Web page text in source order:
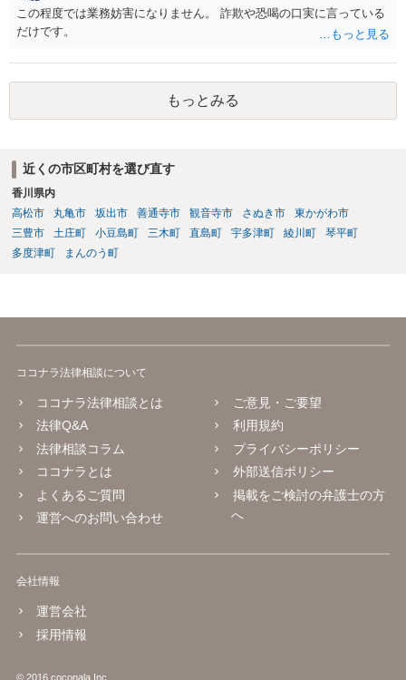
法を検討なさってみてはいかがでしょうか。 【参考】お金を払っても
らえない」とお困りの方へ（政府広報オンライン） https://www.gov-o
この程度では業務妨害になりません。 詐欺や恐喝の口実に言っている
だけです。
もっとみる
近くの市区町村を選び直す
香川県内
高松市
丸亀市 坂出市 善通寺市 観音寺市 さぬき市
東かがわ市
三豊市
土庄町 小豆島町 三木町 直島町 宇多津町 綾川町
琴平町
多度津町
まんのう町
ココナラ法律相談について
ココナラ法律相談とは
法律Q&A
法律相談コラム
ココナラとは
よくあるご質問
運営へのお問い合わせ
ご意見・ご要望
利用規約
プライバシーポリシー
外部送信ポリシー
掲載をご検討の弁護士の方
へ
会社情報
運営会社
採用情報
© 2016 coconala Inc.